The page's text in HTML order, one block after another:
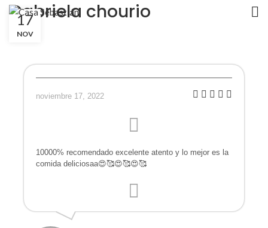
Gabriela chourio
17
NOV
noviembre 17, 2022
10000% recomendado excelente atento y lo mejor es la
comida deliciosaa😍🥰😍🥰😍🥰